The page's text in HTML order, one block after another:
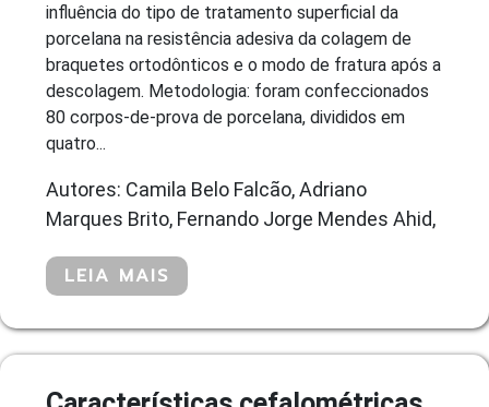
influência do tipo de tratamento superficial da
porcelana na resistência adesiva da colagem de
braquetes ortodônticos e o modo de fratura após a
descolagem. Metodologia: foram confeccionados
80 corpos-de-prova de porcelana, divididos em
quatro...
Autores: Camila Belo Falcão, Adriano
Marques Brito, Fernando Jorge Mendes Ahid,
LEIA MAIS